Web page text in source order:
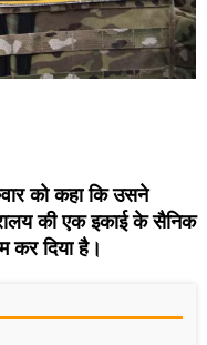
को कहा कि उसने
की एक इकाई के सैनिक
कर दिया है।